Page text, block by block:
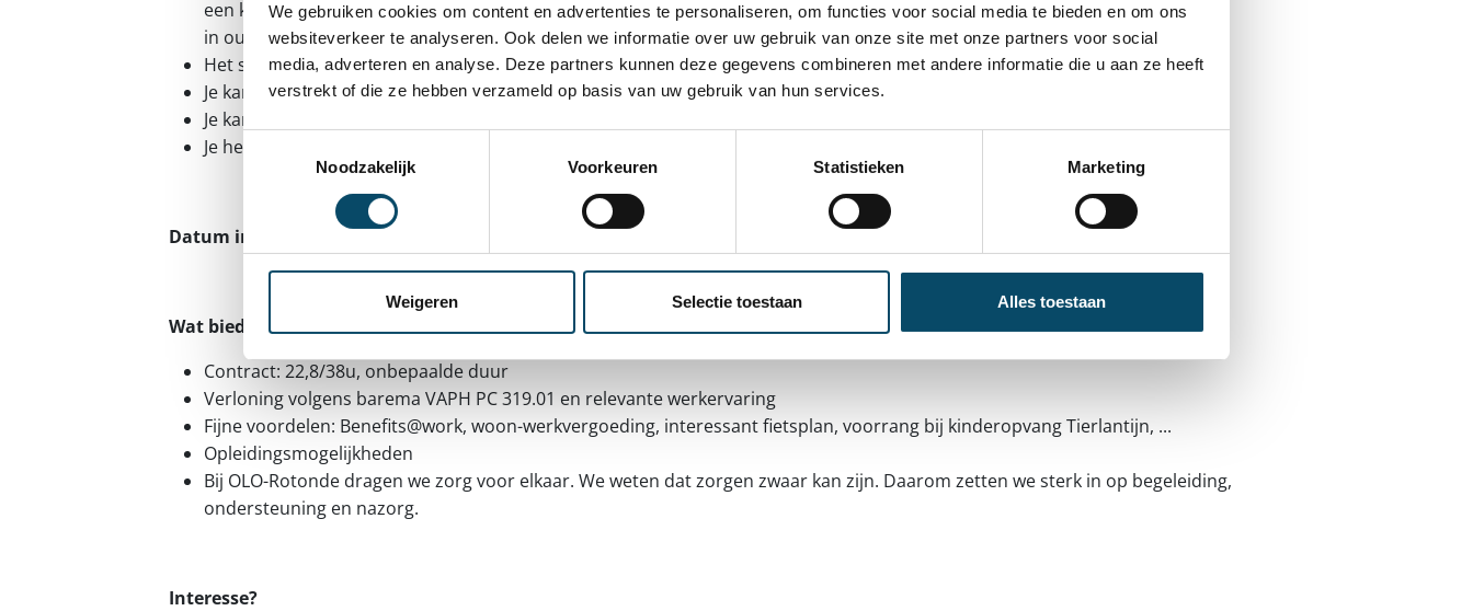
We gebruiken cookies om content en advertenties te personaliseren, om functies voor social media te bieden en om ons
websiteverkeer te analyseren. Ook delen we informatie over uw gebruik van onze site met onze partners voor social
media, adverteren en analyse. Deze partners kunnen deze gegevens combineren met andere informatie die u aan ze heeft
verstrekt of die ze hebben verzameld op basis van uw gebruik van hun services.
Noodzakelijk
Voorkeuren Statistieken Marketing
Weigeren Selectie toestaan Alles toestaan
een kwaliteitsvolle manier te doen, beschik je over basiskennis van gedrags- en emotionele stoornissen en heb je ervaring
in ouderbegeleiding.
Het systeemtheoretisch gedachtegoed behoort tot je basiskennis.
Je kan je flexibel opstellen, zowel wat betreft hulpvragen als beschikbare tijd en je bent creatief en hebt gevoel voor humor.
Je kan je zowel mondeling als schriftelijk vlot en correct uitdrukken.
Je hebt een eigen wagen.
Datum in dienst: wij verwelkomen jou graag vanaf 1 juli 2026 in ons team.
Wat bieden we jou
Contract: 22,8/38u, onbepaalde duur
Verloning volgens barema VAPH PC 319.01 en relevante werkervaring
Fijne voordelen: Benefits@work, woon-werkvergoeding, interessant fietsplan, voorrang bij kinderopvang Tierlantijn, ...
Opleidingsmogelijkheden
Bij OLO-Rotonde dragen we zorg voor elkaar. We weten dat zorgen zwaar kan zijn. Daarom zetten we sterk in op begeleiding,
ondersteuning en nazorg.
Interesse?